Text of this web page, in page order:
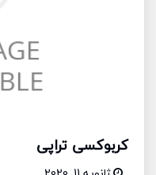
کربوکسی تراپی